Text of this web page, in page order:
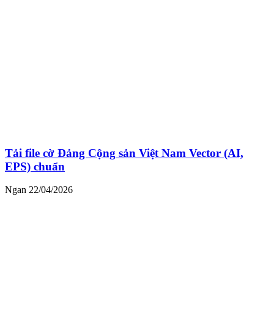
Tải file cờ Đảng Cộng sản Việt Nam Vector (AI,
EPS) chuẩn
Ngan 22/04/2026